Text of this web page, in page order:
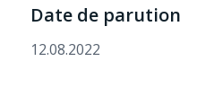
Date de parution
12.08.2022